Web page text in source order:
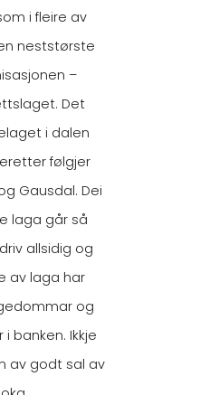
i fleire av
neststørste
–
Det
i dalen
følgjer
Gausdal. Dei
laga går så
allsidig og
av laga har
og
banken. Ikkje
av godt sal av